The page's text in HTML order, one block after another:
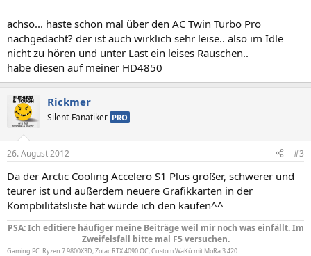
achso... haste schon mal über den AC Twin Turbo Pro
nachgedacht? der ist auch wirklich sehr leise.. also im Idle
nicht zu hören und unter Last ein leises Rauschen..
habe diesen auf meiner HD4850
Rickmer
Silent-Fanatiker PRO
26. August 2012 #3
Da der Arctic Cooling Accelero S1 Plus größer, schwerer und
teurer ist und außerdem neuere Grafikkarten in der
Kompbilitätsliste hat würde ich den kaufen^^
PSA: Ich editiere häufiger meine Beiträge weil mir noch was einfällt. Im
Zweifelsfall bitte mal F5 versuchen.
Gaming PC: Ryzen 7 9800X3D, Zotac RTX 4090 OC, Custom WaKü mit MoRa 3 420